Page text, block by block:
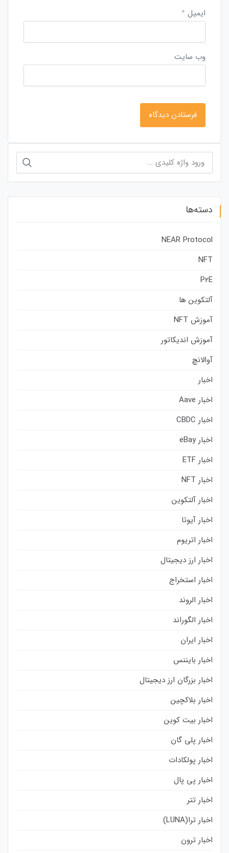
ایمیل *
وب‌ سایت
برای:
دسته‌ها
NEAR Protocol
NFT
P2E
آلتکوین ها
آموزش NFT
آموزش اندیکاتور
آوالانچ
اخبار
اخبار Aave
اخبار CBDC
اخبار eBay
اخبار ETF
اخبار NFT
اخبار آلتکوین
اخبار آیوتا
اخبار اتریوم
اخبار ارز دیجیتال
اخبار استخراج
اخبار الروند
اخبار الگوراند
اخبار ایران
اخبار بایننس
اخبار بزرگان ارز دیجیتال
اخبار بلاکچین
اخبار بیت کوین
اخبار پلی گان
اخبار پولکادات
اخبار پی پال
اخبار تتر
اخبار ترا(LUNA)
اخبار ترون